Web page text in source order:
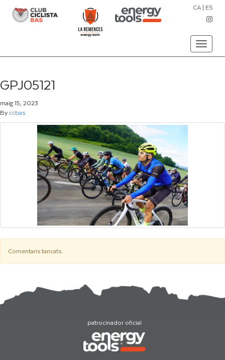
Toggle
CA | ES
GPJ05121
maig 15, 2023
By ccbas
Comentaris tancats.
patrocinador oficial